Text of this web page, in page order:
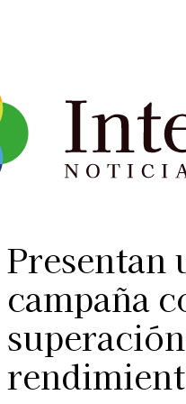
Presentan
campaña